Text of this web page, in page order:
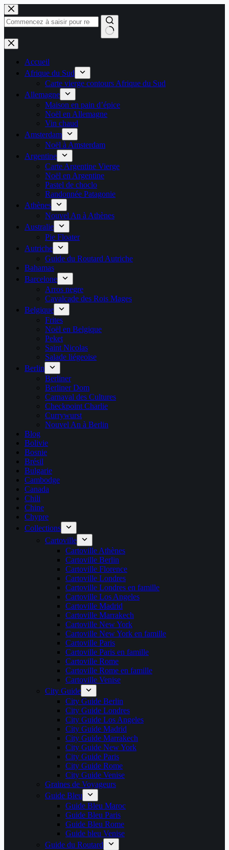
Passer
au
contenu
Aucun
résultat
Accueil
Afrique du Sud
Carte vierge contours Afrique du Sud
Allemagne
Maison en pain d’épice
Noël en Allemagne
Vin chaud
Amsterdam
Noël à Amsterdam
Argentine
Carte Argentine Vierge
Noël en Argentine
Pastel de choclo
Randonnée Patagonie
Athènes
Nouvel An à Athènes
Australie
Pie Floater
Autriche
Guide du Routard Autriche
Bahamas
Barcelone
Arros negre
Cavalcade des Rois Mages
Belgique
Frites
Noël en Belgique
Peket
Saint Nicolas
Salade liégeoise
Berlin
Berliner
Berliner Dom
Carnaval des Cultures
Checkpoint Charlie
Currywurst
Nouvel An à Berlin
Blog
Bolivie
Bosnie
Brésil
Bulgarie
Cambodge
Canada
Chili
Chine
Chypre
Collections
Cartoville
Cartoville Athènes
Cartoville Berlin
Cartoville Florence
Cartoville Londres
Cartoville Londres en famille
Cartoville Los Angeles
Cartoville Madrid
Cartoville Marrakech
Cartoville New York
Cartoville New York en famille
Cartoville Paris
Cartoville Paris en famille
Cartoville Rome
Cartoville Rome en famille
Cartoville Venise
City Guide
City Guide Berlin
City Guide Londres
City Guide Los Angeles
City Guide Madrid
City Guide Marrakech
City Guide New York
City Guide Paris
City Guide Rome
City Guide Venise
Graines de Voyageurs
Guide Bleu
Guide Bleu Maroc
Guide Bleu Paris
Guide Bleu Rome
Guide bleu Venise
Guide du Routard